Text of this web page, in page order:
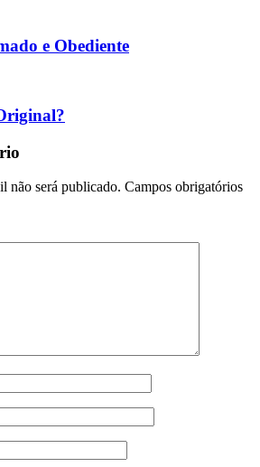
e Obediente
não será publicado. Campos obrigatórios